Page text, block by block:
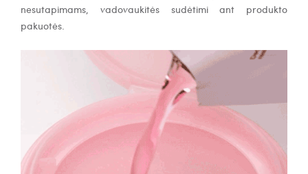
nesutapimams, vadovaukitės sudėtimi ant produkto
pakuotės.